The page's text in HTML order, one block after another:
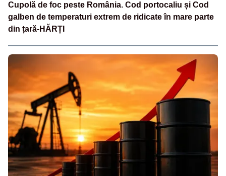
Cupolă de foc peste România. Cod portocaliu și Cod
galben de temperaturi extrem de ridicate în mare parte
din țară-HĂRȚI